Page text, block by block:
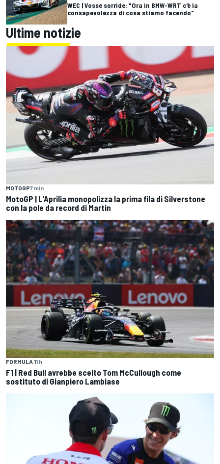
WEC | Vosse sorride: "Ora in BMW-WRT c'è la
consapevolezza di cosa stiamo facendo"
Ultime notizie
MOTOGP7 min
MotoGP | L'Aprilia monopolizza la prima fila di Silverstone
con la pole da record di Martin
FORMULA 11 h
F1 | Red Bull avrebbe scelto Tom McCullough come
sostituto di Gianpiero Lambiase